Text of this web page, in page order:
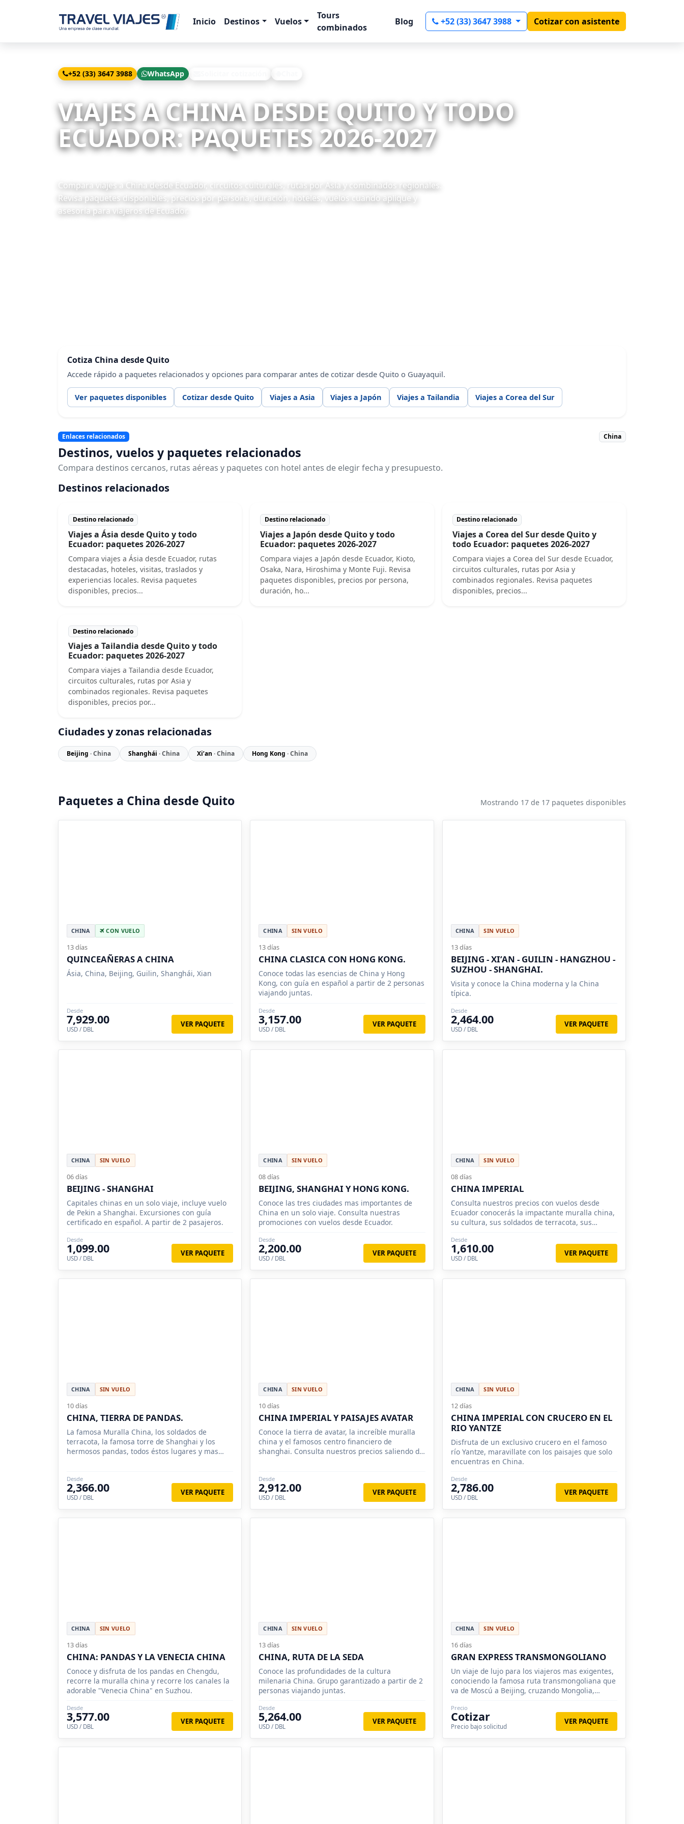
Inicio Destinos Vuelos
Tours
combinados
Blog +52 (33) 3647 3988 Cotizar con asistente
+52 (33) 3647 3988 WhatsApp
VIAJES A CHINA DESDE QUITO Y TODO
ECUADOR: PAQUETES 2026-2027
Compara viajes a China desde Ecuador, circuitos culturales, rutas por Asia y combinados regionales.
Revisa paquetes disponibles, precios por persona, duración, hoteles, vuelos cuando aplique y
asesoría para viajeros de Ecuador.
Cotiza China desde Quito
Accede rápido a paquetes relacionados y opciones para comparar antes de cotizar desde Quito o Guayaquil.
Ver paquetes disponibles Cotizar desde Quito Viajes a Asia Viajes a Japón Viajes a Tailandia Viajes a Corea del Sur
Enlaces relacionados
Destinos, vuelos y paquetes relacionados
Compara destinos cercanos, rutas aéreas y paquetes con hotel antes de elegir fecha y presupuesto.
China
Destinos relacionados
Destino relacionado
Viajes a Ásia desde Quito y todo
Ecuador: paquetes 2026-2027
Compara viajes a Ásia desde Ecuador, rutas
destacadas, hoteles, visitas, traslados y
experiencias locales. Revisa paquetes
disponibles, precios...
Destino relacionado
Viajes a Japón desde Quito y todo
Ecuador: paquetes 2026-2027
Compara viajes a Japón desde Ecuador, Kioto,
Osaka, Nara, Hiroshima y Monte Fuji. Revisa
paquetes disponibles, precios por persona,
duración, ho...
Destino relacionado
Viajes a Corea del Sur desde Quito y
todo Ecuador: paquetes 2026-2027
Compara viajes a Corea del Sur desde Ecuador,
circuitos culturales, rutas por Asia y
combinados regionales. Revisa paquetes
disponibles, precios...
Destino relacionado
Viajes a Tailandia desde Quito y todo
Ecuador: paquetes 2026-2027
Compara viajes a Tailandia desde Ecuador,
circuitos culturales, rutas por Asia y
combinados regionales. Revisa paquetes
disponibles, precios por...
Ciudades y zonas relacionadas
Beijing · China Shanghái · China Xi’an · China Hong Kong · China
Paquetes a China desde Quito Mostrando 17 de 17 paquetes disponibles
CHINA CON VUELO
13 días
QUINCEAÑERAS A CHINA
Ásia, China, Beijing, Guilin, Shanghái, Xian
Desde
7,929.00
USD / DBL
VER PAQUETE
CHINA SIN VUELO
13 días
CHINA CLASICA CON HONG KONG.
Conoce todas las esencias de China y Hong
Kong, con guía en español a partir de 2 personas
viajando juntas.
Desde
3,157.00
USD / DBL
VER PAQUETE
CHINA SIN VUELO
13 días
BEIJING - XI’AN - GUILIN - HANGZHOU -
SUZHOU - SHANGHAI.
Visita y conoce la China moderna y la China
típica.
Desde
2,464.00
USD / DBL
VER PAQUETE
CHINA SIN VUELO
06 días
BEIJING - SHANGHAI
Capitales chinas en un solo viaje, incluye vuelo
de Pekin a Shanghai. Excursiones con guía
certificado en español. A partir de 2 pasajeros.
Desde
1,099.00
USD / DBL
VER PAQUETE
CHINA SIN VUELO
08 días
BEIJING, SHANGHAI Y HONG KONG.
Conoce las tres ciudades mas importantes de
China en un solo viaje. Consulta nuestras
promociones con vuelos desde Ecuador.
Desde
2,200.00
USD / DBL
VER PAQUETE
CHINA SIN VUELO
08 días
CHINA IMPERIAL
Consulta nuestros precios con vuelos desde
Ecuador conocerás la impactante muralla china,
su cultura, sus soldados de terracota, sus
Desde
1,610.00
USD / DBL
VER PAQUETE
CHINA SIN VUELO
10 días
CHINA, TIERRA DE PANDAS.
La famosa Muralla China, los soldados de
terracota, la famosa torre de Shanghai y los
hermosos pandas, todos éstos lugares y mas
Desde
2,366.00
USD / DBL
VER PAQUETE
CHINA SIN VUELO
10 días
CHINA IMPERIAL Y PAISAJES AVATAR
Conoce la tierra de avatar, la increíble muralla
china y el famosos centro financiero de
shanghai. Consulta nuestros precios saliendo de
Desde
2,912.00
USD / DBL
VER PAQUETE
CHINA SIN VUELO
12 días
CHINA IMPERIAL CON CRUCERO EN EL
RIO YANTZE
Disfruta de un exclusivo crucero en el famoso
río Yantze, maravillate con los paisajes que solo
encuentras en China.
Desde
2,786.00
USD / DBL
VER PAQUETE
CHINA SIN VUELO
13 días
CHINA: PANDAS Y LA VENECIA CHINA
Conoce y disfruta de los pandas en Chengdu,
recorre la muralla china y recorre los canales la
adorable "Venecia China" en Suzhou.
Desde
3,577.00
USD / DBL
VER PAQUETE
CHINA SIN VUELO
13 días
CHINA, RUTA DE LA SEDA
Conoce las profundidades de la cultura
milenaria China. Grupo garantizado a partir de 2
personas viajando juntas.
Desde
5,264.00
USD / DBL
VER PAQUETE
CHINA SIN VUELO
16 días
GRAN EXPRESS TRANSMONGOLIANO
Un viaje de lujo para los viajeros mas exigentes,
conociendo la famosa ruta transmongoliana que
va de Moscú a Beijing, cruzando Mongolia,
Precio
Cotizar
Precio bajo solicitud
VER PAQUETE